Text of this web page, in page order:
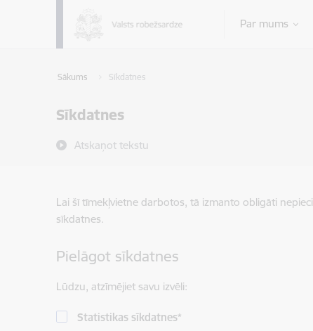
Par mums
Sākums Sīkdatnes
Sīkdatnes
Atskaņot tekstu
Lai šī tīmekļvietne darbotos, tā izmanto obligāti
sīkdatnes.
Pielāgot sīkdatnes
Lūdzu, atzīmējiet savu izvēli:
Statistikas sīkdatnes*